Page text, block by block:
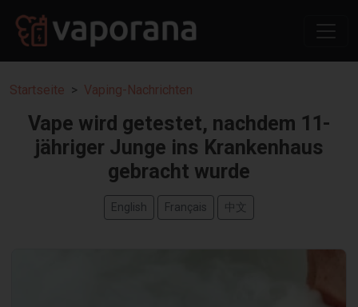
Startseite Vaping-Nachrichten
Vape wird getestet, nachdem 11-
jähriger Junge ins Krankenhaus
gebracht wurde
English Français 中文